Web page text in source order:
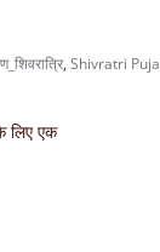
,Shivratri Puja
लिए एक